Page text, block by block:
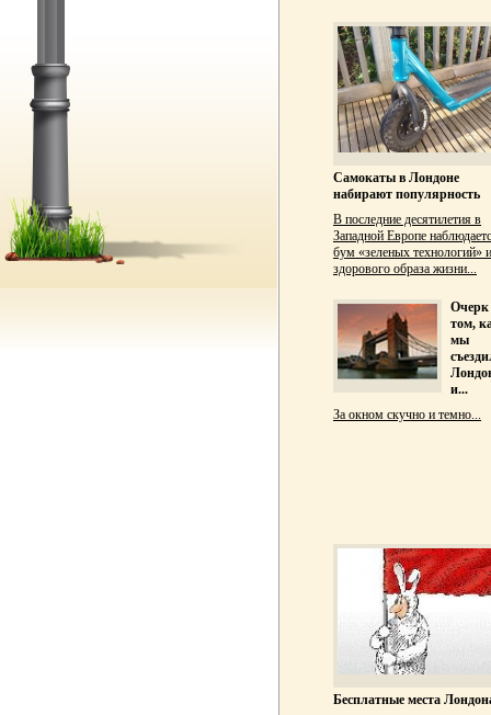
Самокаты в Лондоне
набирают популярность
В последние десятилетия в
Западной Европе
бум «зеленых технологий» и
здорового образа жизни...
Очерк
том,
мы
и...
За окном скучно и темно...
Бесплатные места